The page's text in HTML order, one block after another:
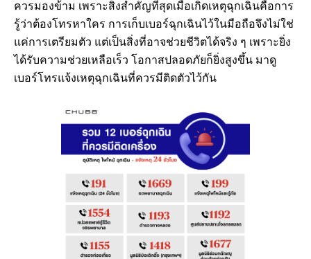
ควรมองข้าม เพราะสิ่งสำคัญที่สุดเมื่อเกิดเหตุฉุกเฉินคือการ
รู้ว่าต้องโทรหาใคร การเก็บเบอร์ฉุกเฉินไว้ในมือถือจึงไม่ใช่
แค่การเตรียมตัว แต่เป็นสิ่งที่อาจช่วยชีวิตได้จริง ๆ เพราะยิ่ง
ได้รับความช่วยเหลือเร็ว โอกาสปลอดภัยก็ยิ่งสูงขึ้น มาดู
เบอร์โทรแจ้งเหตุฉุกเฉินที่ควรมีติดตัวไว้กัน